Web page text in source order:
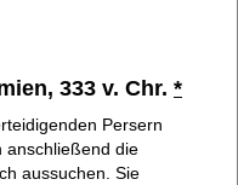
333 v. Chr. *
Persern
anschließend die
aussuchen. Sie